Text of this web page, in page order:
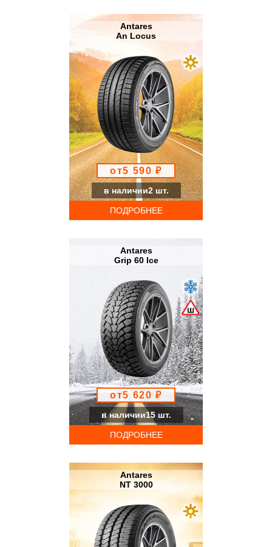
Antares
An Locus
от5 590 ₽
в наличии2 шт.
ПОДРОБНЕЕ
Antares
Grip 60 Ice
от5 620 ₽
в наличии15 шт.
ПОДРОБНЕЕ
Antares
NT 3000